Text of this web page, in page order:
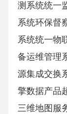
测系统统一
系统环保督
系统统一物
备运维管理
源集成交换
擎数据产品
三维地图服